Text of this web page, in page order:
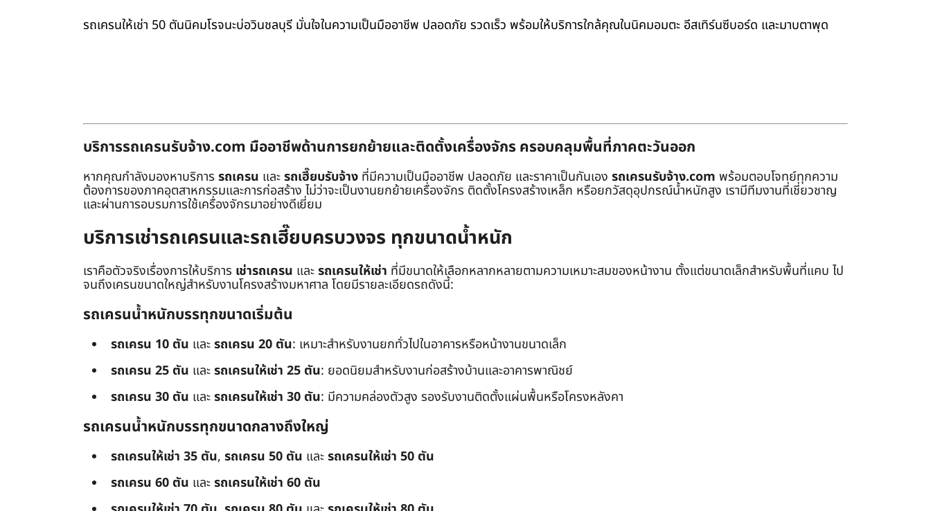
รถเครนให้เช่า 50 ตันนิคมโรจนะบ่อวินชลบุรี มั่นใจในความเป็นมืออาชีพ ปลอดภัย รวดเร็ว พร้อมให้บริการใกล้คุณในนิคมอมตะ อีสเทิร์นซีบอร์ด และมาบตาพุด
บริการรถเครนรับจ้าง.com มืออาชีพด้านการยกย้ายและติดตั้งเครื่องจักร ครอบคลุมพื้นที่ภาคตะวันออก
หากคุณกำลังมองหาบริการ รถเครน และรถเฮี๊ยบรับจ้าง ที่มีความเป็นมืออาชีพ ปลอดภัย และราคาเป็นกันเอง รถเครนรับจ้าง.com พร้อมตอบโจทย์ทุกความ
ต้องการของภาคอุตสาหกรรมและการก่อสร้าง ไม่ว่าจะเป็นงานยกย้ายเครื่องจักร ติดตั้งโครงสร้างเหล็ก หรือยกวัสดุอุปกรณ์น้ำหนักสูง เรามีทีมงานที่เชี่ยวชาญ
และผ่านการอบรมการใช้เครื่องจักรมาอย่างดีเยี่ยม
บริการเช่ารถเครนและรถเฮี๊ยบครบวงจร ทุกขนาดน้ำหนัก
เราคือตัวจริงเรื่องการให้บริการ เช่ารถเครน และรถเครนให้เช่า ที่มีขนาดให้เลือกหลากหลายตามความเหมาะสมของหน้างาน ตั้งแต่ขนาดเล็กสำหรับพื้นที่แคบ ไป
จนถึงเครนขนาดใหญ่สำหรับงานโครงสร้างมหาศาล โดยมีรายละเอียดรถดังนี้:
รถเครนน้ำหนักบรรทุกขนาดเริ่มต้น
รถเครน 10 ตัน และรถเครน 20 ตัน: เหมาะสำหรับงานยกทั่วไปในอาคารหรือหน้างานขนาดเล็ก
รถเครน 25 ตัน และรถเครนให้เช่า 25 ตัน: ยอดนิยมสำหรับงานก่อสร้างบ้านและอาคารพาณิชย์
รถเครน 30 ตัน และรถเครนให้เช่า 30 ตัน: มีความคล่องตัวสูง รองรับงานติดตั้งแผ่นพื้นหรือโครงหลังคา
รถเครนน้ำหนักบรรทุกขนาดกลางถึงใหญ่
รถเครนให้เช่า 35 ตัน, รถเครน 50 ตัน และรถเครนให้เช่า 50 ตัน
รถเครน 60 ตัน และรถเครนให้เช่า 60 ตัน